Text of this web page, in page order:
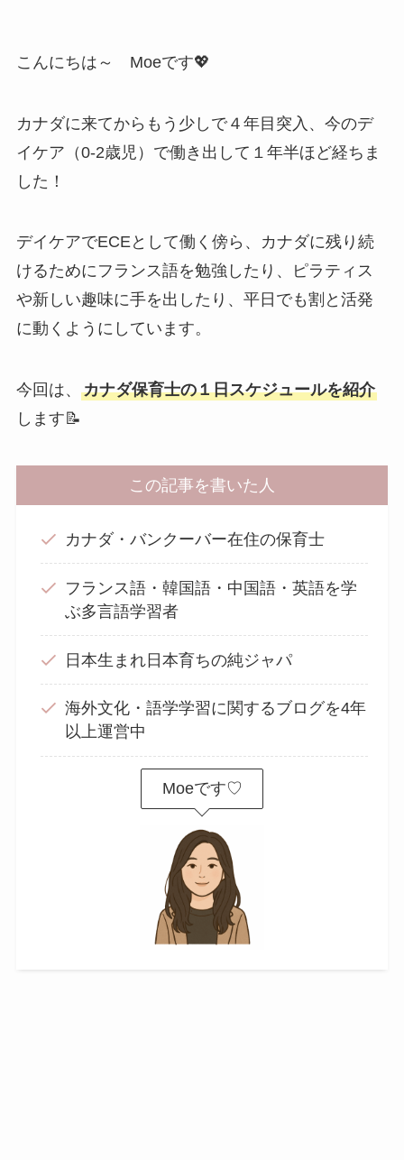
こんにちは～ Moeです💖
カナダに来てからもう少しで４年目突入、今のデ
イケア（0-2歳児）で働き出して１年半ほど経ちま
した！
デイケアでECEとして働く傍ら、カナダに残り続
けるためにフランス語を勉強したり、ピラティス
や新しい趣味に手を出したり、平日でも割と活発
に動くようにしています。
今回は、 カナダ保育士の１日スケジュールを紹介
します📝
この記事を書いた人
カナダ・バンクーバー在住の保育士
フランス語・韓国語・中国語・英語を学
ぶ多言語学習者
日本生まれ日本育ちの純ジャパ
海外文化・語学学習に関するブログを4年
以上運営中
Moeです♡